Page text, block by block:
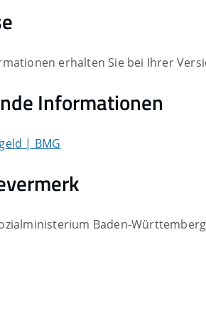
erhalten Sie bei Ihrer
Informationen
| BMG
Baden-Württemberg